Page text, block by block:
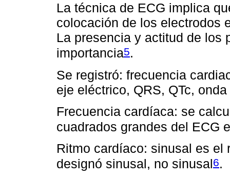
La técnica de ECG implica
colocación de los electrodos
La presencia y actitud de los
importancia5.
Se registró: frecuencia
eje eléctrico, QRS, QTc,
Frecuencia cardíaca: se
cuadrados grandes del ECG
Ritmo cardíaco: sinusal es el
designó sinusal, no sinusal 6.